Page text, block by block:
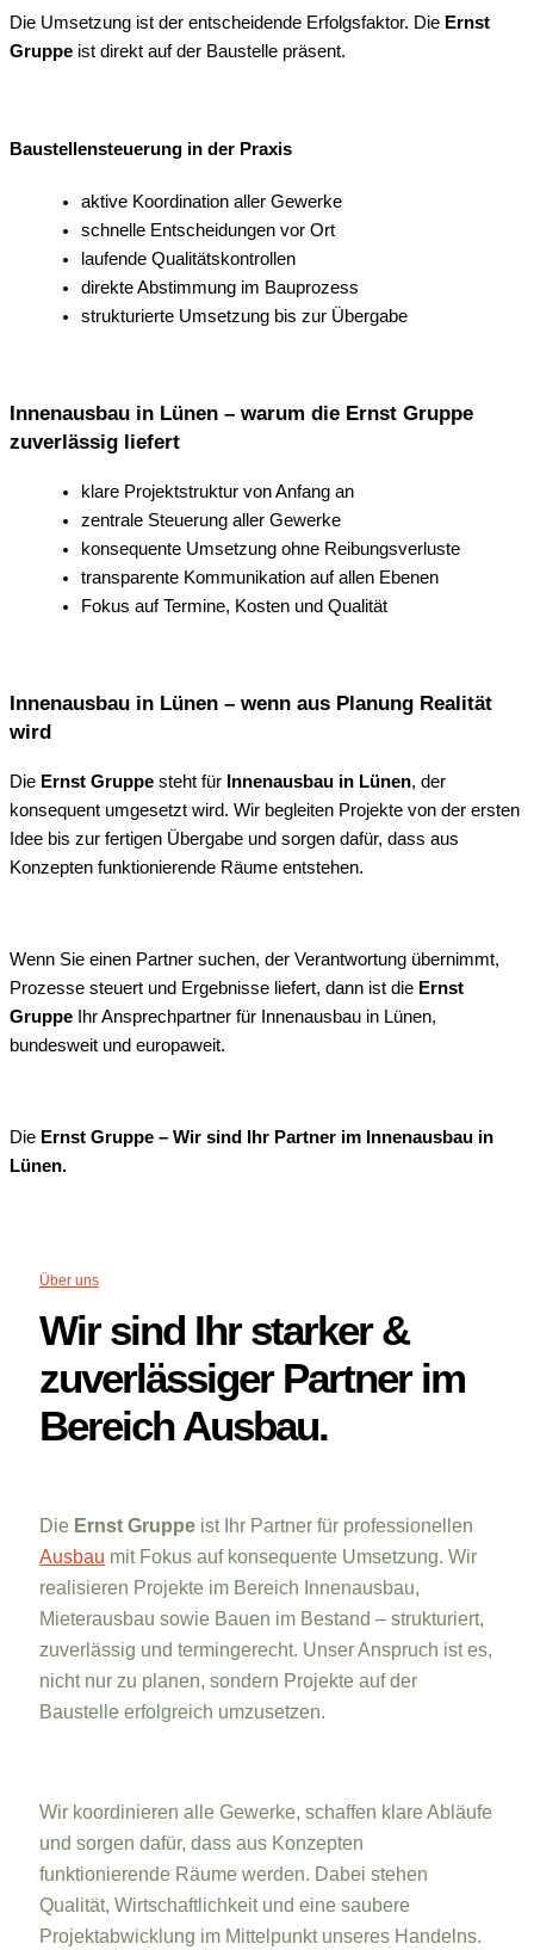
Die Umsetzung ist der entscheidende Erfolgsfaktor. Die Ernst
Gruppe ist direkt auf der Baustelle präsent.
Baustellensteuerung in der Praxis
aktive Koordination aller Gewerke
schnelle Entscheidungen vor Ort
laufende Qualitätskontrollen
direkte Abstimmung im Bauprozess
strukturierte Umsetzung bis zur Übergabe
Innenausbau in Lünen – warum die Ernst Gruppe
zuverlässig liefert
klare Projektstruktur von Anfang an
zentrale Steuerung aller Gewerke
konsequente Umsetzung ohne Reibungsverluste
transparente Kommunikation auf allen Ebenen
Fokus auf Termine, Kosten und Qualität
Innenausbau in Lünen – wenn aus Planung Realität
wird
Die Ernst Gruppe steht für Innenausbau in Lünen, der
konsequent umgesetzt wird. Wir begleiten Projekte von der ersten
Idee bis zur fertigen Übergabe und sorgen dafür, dass aus
Konzepten funktionierende Räume entstehen.
Wenn Sie einen Partner suchen, der Verantwortung übernimmt,
Prozesse steuert und Ergebnisse liefert, dann ist die Ernst
Gruppe Ihr Ansprechpartner für Innenausbau in Lünen,
bundesweit und europaweit.
Die Ernst Gruppe – Wir sind Ihr Partner im Innenausbau in
Lünen.
Über uns
Wir sind Ihr starker &
zuverlässiger Partner im
Bereich Ausbau.
Die Ernst Gruppe ist Ihr Partner für professionellen
Ausbau mit Fokus auf konsequente Umsetzung. Wir
realisieren Projekte im Bereich Innenausbau,
Mieterausbau sowie Bauen im Bestand – strukturiert,
zuverlässig und termingerecht. Unser Anspruch ist es,
nicht nur zu planen, sondern Projekte auf der
Baustelle erfolgreich umzusetzen.
Wir koordinieren alle Gewerke, schaffen klare Abläufe
und sorgen dafür, dass aus Konzepten
funktionierende Räume werden. Dabei stehen
Qualität, Wirtschaftlichkeit und eine saubere
Projektabwicklung im Mittelpunkt unseres Handelns.